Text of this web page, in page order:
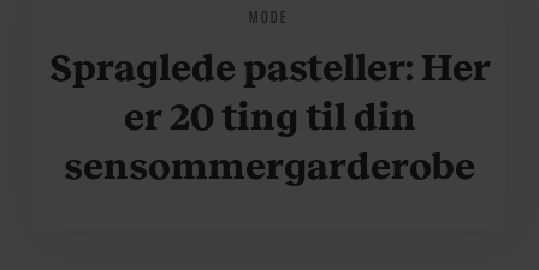
MODE
Spraglede pasteller: Her
er 20 ting til din
sensommergarderobe